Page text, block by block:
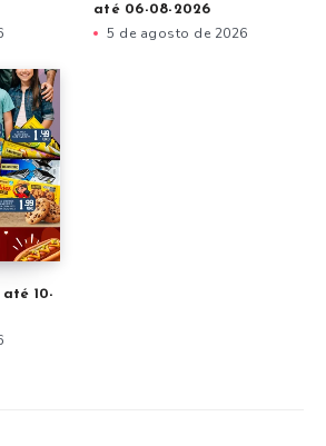
até 06-08-2026
5 de agosto de 2026
10-